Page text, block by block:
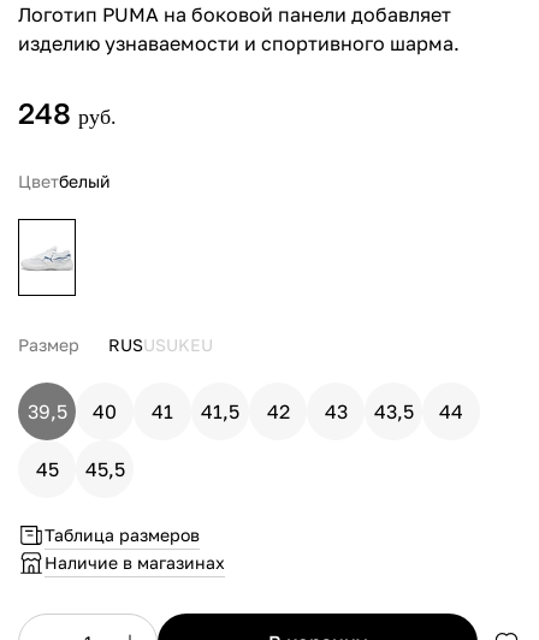
Логотип PUMA на боковой панели добавляет
изделию узнаваемости и спортивного шарма.
248 руб.
Цветбелый
Размер RUSUSUKEU
39,5 40 41 41,5 42 43 43,5 44
45 45,5
Таблица размеров
Наличие в магазинах